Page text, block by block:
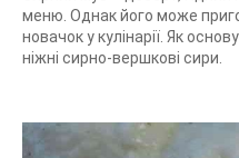
меню. Однак його може
новачок у кулінарії. Як
ніжні сирно-вершкові сири.